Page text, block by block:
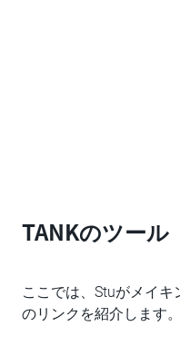
TANKのツール
ここでは、Stuがメイ
のリンクを紹介します。